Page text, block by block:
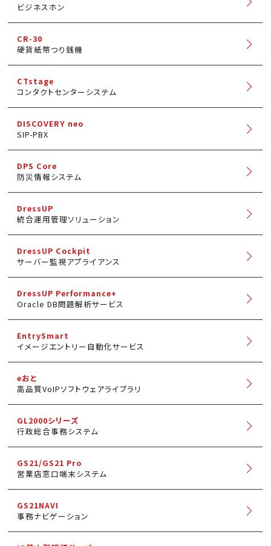
ビジネスホン
CR-30
硬貨紙幣つり銭機
CTstage
コンタクトセンターシステム
DISCOVERY neo
SIP-PBX
DPS Core
防災情報システム
DressUP
統合運用管理ソリューション
DressUP Cockpit
サーバー監視アプライアンス
DressUP Performance+
Oracle DB問題解析サービス
EntrySmart
イメージエントリー自動化サービス
eおと
高品質VoIPソフトウェアライブラリ
GL2000シリーズ
行政総合事務システム
GS21/GS21 Pro
営業店窓口端末システム
GS21NAVI
事務ナビゲーション